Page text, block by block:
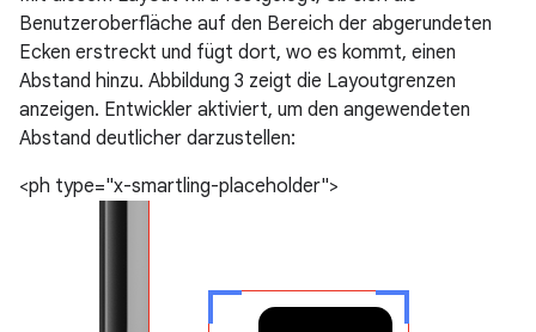
Benutzeroberfläche auf den Bereich der abgerundeten
Ecken erstreckt und fügt dort, wo es kommt, einen
Abstand hinzu. Abbildung 3 zeigt die Layoutgrenzen
anzeigen. Entwickler aktiviert, um den angewendeten
Abstand deutlicher darzustellen:
<ph type="x-smartling-placeholder">